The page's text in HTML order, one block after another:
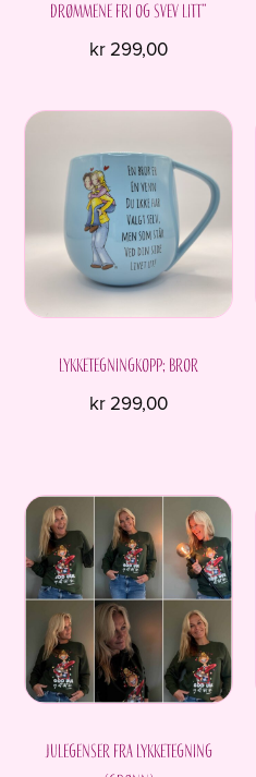
drømmene fri og svev litt”
kr 299,00
Lykketegningkopp; Bror
kr 299,00
Julegenser fra Lykketegning